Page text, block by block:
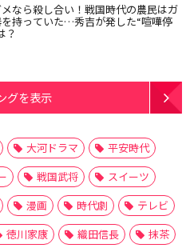
なら殺し合い！戦国時代の農民はガ
持っていた…秀吉が発した“喧嘩停
？
グを表示
大河ドラマ
平安時代
戦国武将
スイーツ
漫画 時代劇
テレビ
徳川家康 織田信長
抹茶